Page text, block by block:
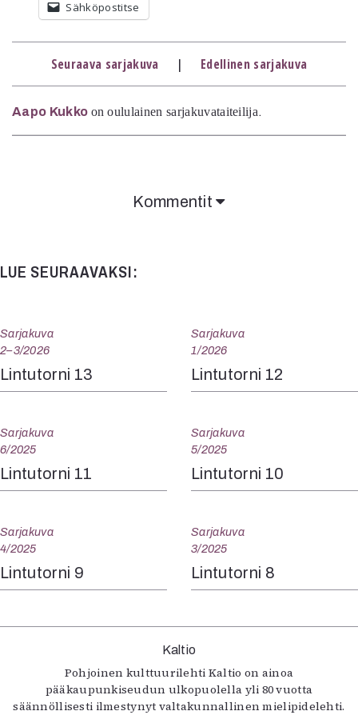
Mediatiedot
Sähköpostitse
Seuraava sarjakuva | Edellinen sarjakuva
Aapo Kukko on oululainen sarjakuvataiteilija.
Kommentit
LUE SEURAAVAKSI:
Sarjakuva
2–3/2026
Lintutorni 13
Sarjakuva
1/2026
Lintutorni 12
Sarjakuva
6/2025
Lintutorni 11
Sarjakuva
5/2025
Lintutorni 10
Sarjakuva
4/2025
Lintutorni 9
Sarjakuva
3/2025
Lintutorni 8
Kaltio
Pohjoinen kulttuurilehti Kaltio on ainoa
pääkaupunkiseudun ulkopuolella yli 80 vuotta
säännöllisesti ilmestynyt valtakunnallinen mielipidelehti.